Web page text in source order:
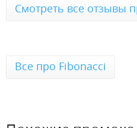
Смотреть все отзывы
Все про Fibonacci